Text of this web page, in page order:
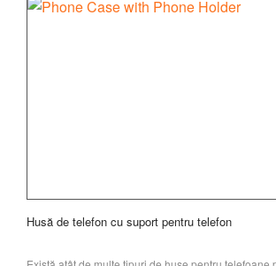
Husă de telefon cu suport pentru telefon